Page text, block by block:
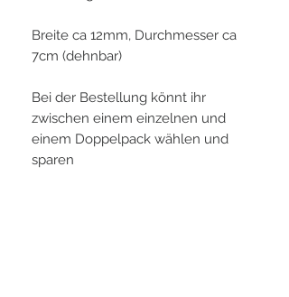
Breite ca 12mm, Durchmesser ca
7cm (dehnbar)
Bei der Bestellung könnt ihr
zwischen einem einzelnen und
einem Doppelpack wählen und
sparen